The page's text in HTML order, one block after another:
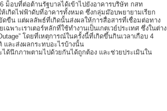
ม็อบที่ต่อต้านรัฐบาลได้เข้าไปยังอาคารบริษัท กสท
เกิดไฟฟ้าดับที่อาคารทั้งหมด ซึ่งกลุ่มม๊อบพยายามเรียก
ดขืน แต่ผลลัพธ์ที่เกิดนั้นส่งผลให้การสื่อสารที่เชื่อมต่อทาง
ฉพาะเราเตอร์หลักที่ใช้ทำงานเป็นเกตเวย์ประเทศ ซึ่งในต่าง
โดยที่เหตุการณ์ในครั้งนี้ที่เกิดขึ้นกินเวลาเกือบ 4
และส่งผลกระทบอะไรบ้างนั้น
ด้นึกภาพตามไปด้วยกันได้ถูกต้อง และช่วยประเมินใน